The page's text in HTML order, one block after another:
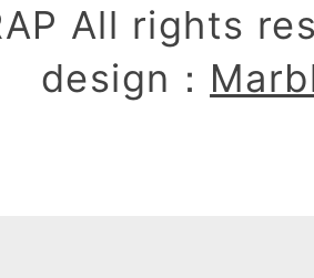
All rights
design：